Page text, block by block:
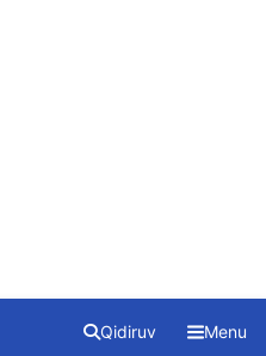
Qidiruv Menu